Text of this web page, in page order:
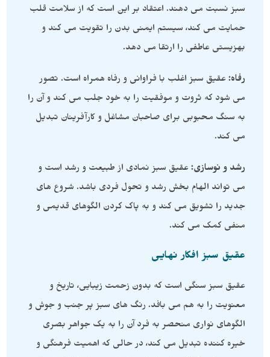
سبز نسبت می دهند. اعتقاد بر این است که از سلامت قلب
حمایت می کند، سیستم ایمنی بدن را تقویت می کند و
بهزیستی عاطفی را ارتقا می دهد.
رفاه: عقیق سبز اغلب با فراوانی و رفاه همراه است. تصور
می شود که ثروت و موفقیت را به خود جلب می کند و آن را
به سنگ محبوبی برای صاحبان مشاغل و کارآفرینان تبدیل
می کند.
رشد و نوسازی: عقیق سبز نمادی از طبیعت و رشد است و
می تواند الهام بخش رشد و تحول فردی باشد. شروع های
جدید را تشویق می کند و به پاک کردن الگوهای قدیمی و
منفی کمک می کند.
عقیق سبز افکار نهایی
عقیق سبز سنگی است که بدون زحمت زیبایی، تاریخ و
معنویت را به هم می بافد. رنگ های سبز پر جنب و جوش و
الگوهای نواری منحصر به فرد آن را به یک جواهر بصری
خیره کننده تبدیل می کند، در حالی که اهمیت فرهنگی و